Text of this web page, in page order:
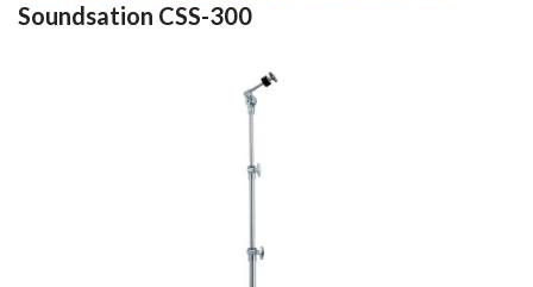
Soundsation CSS-300